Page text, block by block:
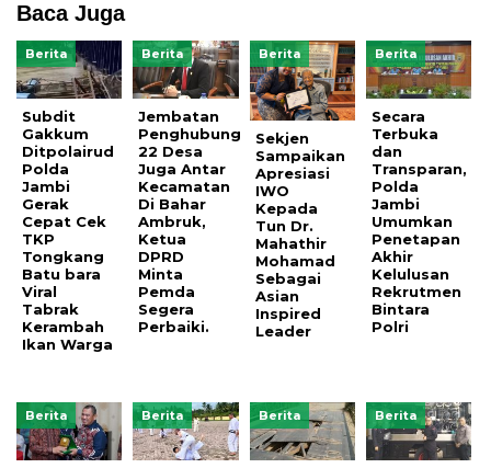
Baca Juga
Berita
Subdit
Gakkum
Ditpolairud
Polda
Jambi
Gerak
Cepat Cek
TKP
Tongkang
Batu bara
Viral
Tabrak
Kerambah
Ikan Warga
Berita
Jembatan
Penghubung
22 Desa
Juga Antar
Kecamatan
Di Bahar
Ambruk,
Ketua
DPRD
Minta
Pemda
Segera
Perbaiki.
Berita
Sekjen
Sampaikan
Apresiasi
IWO
Kepada
Tun Dr.
Mahathir
Mohamad
Sebagai
Asian
Inspired
Leader
Berita
Secara
Terbuka
dan
Transparan,
Polda
Jambi
Umumkan
Penetapan
Akhir
Kelulusan
Rekrutmen
Bintara
Polri
Berita Berita Berita Berita